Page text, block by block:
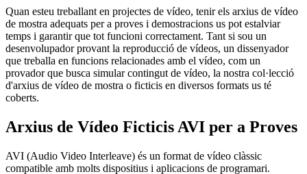
Quan esteu treballant en projectes de vídeo, tenir els arxius de vídeo
de mostra adequats per a proves i demostracions us pot estalviar
temps i garantir que tot funcioni correctament. Tant si sou un
desenvolupador provant la reproducció de vídeos, un dissenyador
que treballa en funcions relacionades amb el vídeo, com un
provador que busca simular contingut de vídeo, la nostra col·lecció
d'arxius de vídeo de mostra o ficticis en diversos formats us té
coberts.
Arxius de Vídeo Ficticis AVI per a Proves
AVI (Audio Video Interleave) és un format de vídeo clàssic
compatible amb molts dispositius i aplicacions de programari.